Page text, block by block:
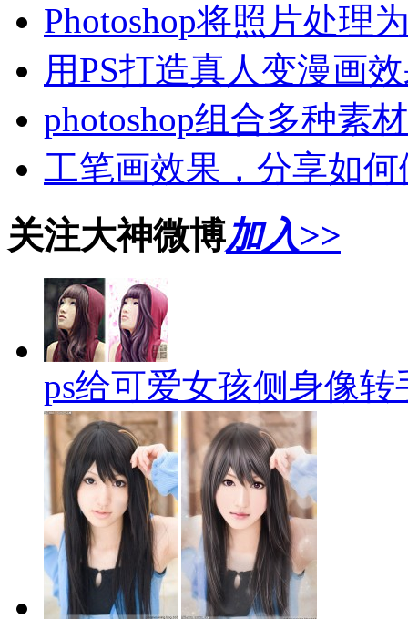
Photoshop将照片处理
用PS打造真人变漫画
photoshop组合多种素
工笔画效果，分享如
关注大神微博加入>>
ps给可爱女孩侧身像转